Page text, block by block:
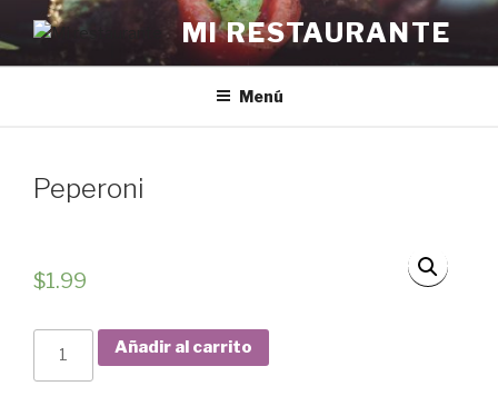
al
contenido
MI RESTAURANTE
Menú
Peperoni
$1.99
cantidad
Añadir al carrito